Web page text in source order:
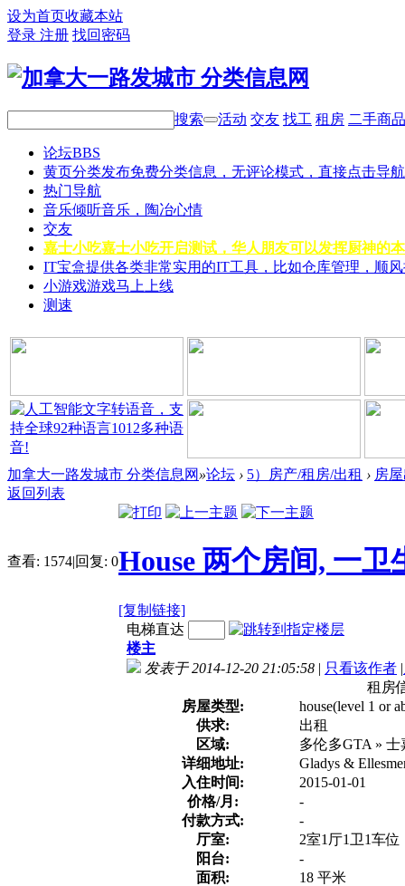
设为首页收藏本站
登录 注册 找回密码
搜索 活动 交友 找工 租房 二手商品
论坛BBS
黄页分类发布免费分类信息，无评论模式，直接点击导
热门导航
音乐倾听音乐，陶冶心情
交友
嘉士小吃嘉士小吃开启测试，华人朋友可以发挥厨神的
IT宝盒提供各类非常实用的IT工具，比如仓库管理，顺
小游戏游戏马上上线
测速
加拿大一路发城市 分类信息网 »论坛 › 5）房产/租房/出租 › 房
返回列表
查看: 1574|回复: 0House 两个房间, 一卫
[复制链接]
电梯直达
楼主
发表于 2014-12-20 21:05:58 | 只看该作者 |
租房
房屋类型:
house(level 1 or
供求:
出租
区域:
多伦多GTA » 士
详细地址:
Gladys &
入住时间:
2015-01-01
价格/月:
-
付款方式:
-
厅室:
2室1厅1卫1车位
阳台:
-
面积:
18 平米